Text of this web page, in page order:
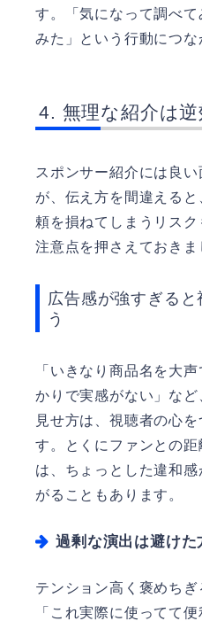
す。「気になって調べ
みた」という行動につな
無理な紹介は逆
スポンサー紹介には良
が、伝え方を間違える
頼を損ねてしまうリス
注意点を押さえておきま
広告感が強すぎる
う
「いきなり商品名を大
かりで実感がない」など
見せ方は、視聴者の心
す。とくにファンとの
は、ちょっとした違和
がることもあります。
過剰な演出は避けた
テンション高く褒めちぎ
「これ実際に使ってて